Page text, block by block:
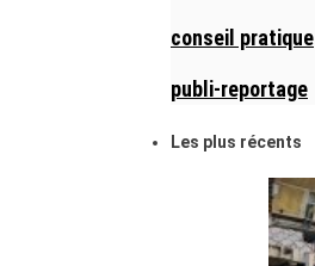
conseil pratique
publi-reportage
Les plus récents